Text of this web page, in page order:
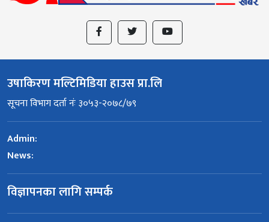
उषाकिरण मल्टिमिडिया हाउस प्रा.लि
सूचना विभाग दर्ता नंः ३०५३-२०७८/७९
Admin:
News:
विज्ञापनका लागि सम्पर्क